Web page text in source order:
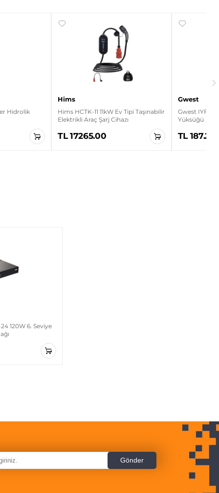
Hidrolik
Hims
Hims HCTK-11 11kW Ev Tipi Taşınabilir
Elektrikli Araç Şarj Cihazı
TL 17265.00
Gwest
Gwest IYF-
Yüksüğü
TL 187.20
120W 6. Seviye